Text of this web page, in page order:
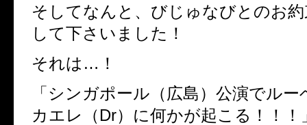
そしてなんと、びじゅなびとのお
して下さいました！
それは…！
「シンガポール（広島）公演でル
カエレ（Dr）に何かが起こる！！！